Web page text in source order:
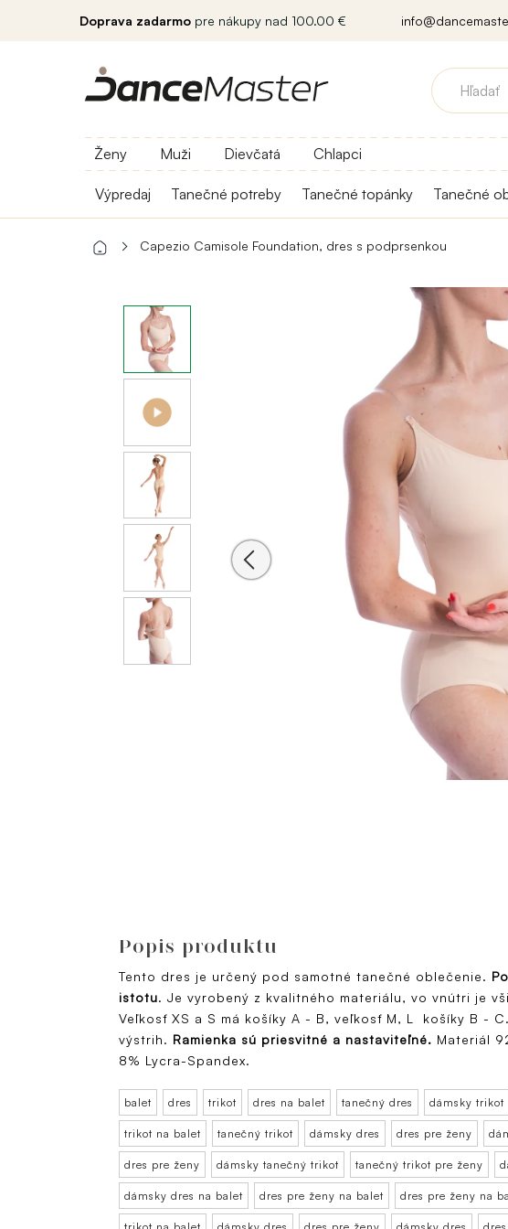
Doprava zadarmo pre nákupy nad 100.00 €
Ženy Muži Dievčatá Chlapci
Výpredaj Tanečné potreby Tanečné topánky Tanečné
Capezio Camisole Foundation, dres s podprsenkou
Popis produktu
Tento dres je určený pod samotné tanečné oblečenie.
istotu. Je vyrobený z kvalitného materiálu, vo vnútri je
Veľkosť XS a S má košíky A - B, veľkosť M, L košíky B -
výstrih. Ramienka sú priesvitné a nastaviteľné. Materiál
8% Lycra-Spandex.
balet dres trikot dres na balet tanečný dres dámsky trikot
trikot na balet tanečný trikot dámsky dres dres pre ženy
dres pre ženy dámsky tanečný trikot tanečný trikot pre ženy
dámsky dres na balet dres pre ženy na balet dres pre ženy na